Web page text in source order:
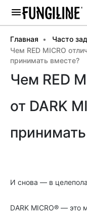
Главная
Часто
Чем RED MICRO
принимать вместе?
Чем RED
от DARK
И снова — в
DARK MICRO® — это